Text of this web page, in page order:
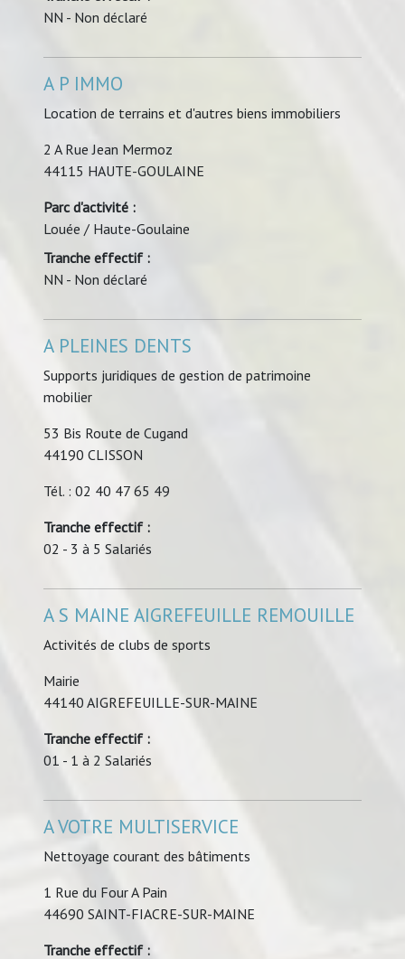
NN - Non déclaré
A P IMMO
Location de terrains et d'autres biens immobiliers
2 A Rue Jean Mermoz
44115 HAUTE-GOULAINE
Parc d'activité :
Louée / Haute-Goulaine
Tranche effectif :
NN - Non déclaré
A PLEINES DENTS
Supports juridiques de gestion de patrimoine
mobilier
53 Bis Route de Cugand
44190 CLISSON
Tél. : 02 40 47 65 49
Tranche effectif :
02 - 3 à 5 Salariés
A S MAINE AIGREFEUILLE REMOUILLE
Activités de clubs de sports
Mairie
44140 AIGREFEUILLE-SUR-MAINE
Tranche effectif :
01 - 1 à 2 Salariés
A VOTRE MULTISERVICE
Nettoyage courant des bâtiments
1 Rue du Four A Pain
44690 SAINT-FIACRE-SUR-MAINE
Tranche effectif :